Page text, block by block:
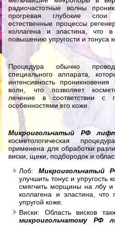
радиочастотные волны
прогревая глубокие
естественные процессы
коллагена и эластина, что
повышению упругости и тонуса
Процедура обычно
специального аппарата,
интенсивность
волн, что позволяет
лечение в соответствии с
особенностями его кожи.
Микроигольчатый РФ
косметологическая
применена для обработки
виски, щеки, подбородок и
Лоб: Микроигольчатый
улучшить тонус и
смягчить морщины на лбу и
коллагена и эластина, что
упругой коже.
Виски: Область висков
микроигольчатому РФ